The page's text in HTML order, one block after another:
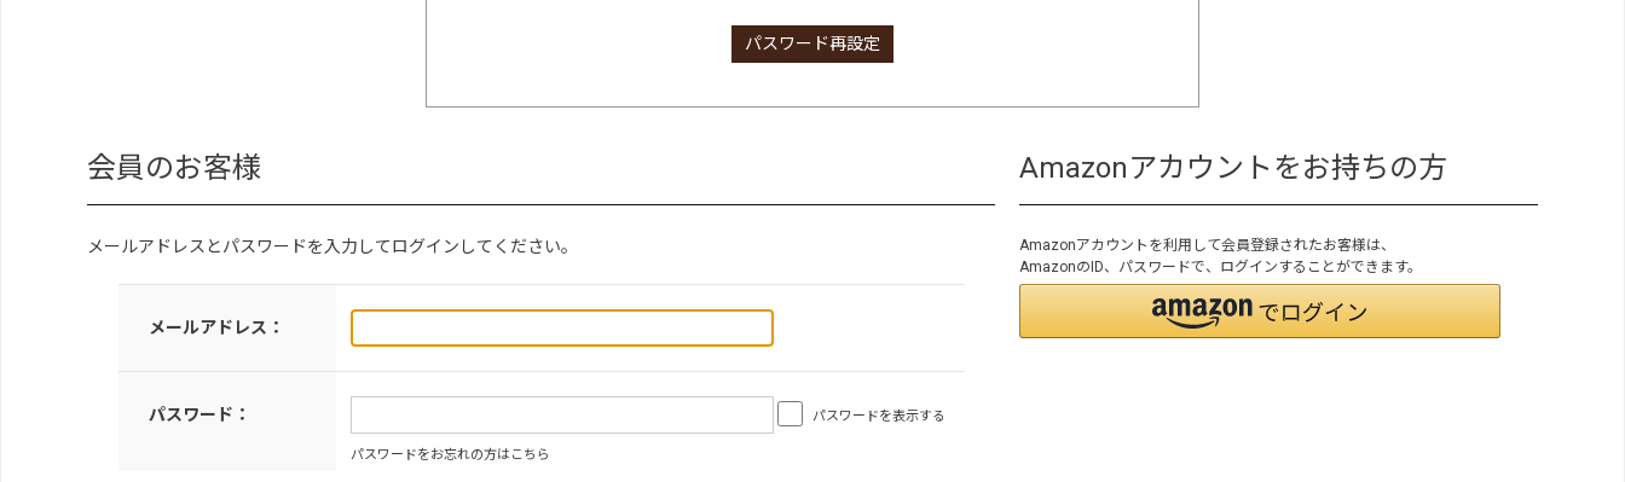
パスワード再設定
会員のお客様
メールアドレスとパスワードを入力してログインしてください。
メールアドレス：
パスワード： パスワードを表示する
パスワードをお忘れの方はこちら
Amazonアカウントをお持ちの方
Amazonアカウントを利用して会員登録されたお客様は、
AmazonのID、パスワードで、ログインすることができます。